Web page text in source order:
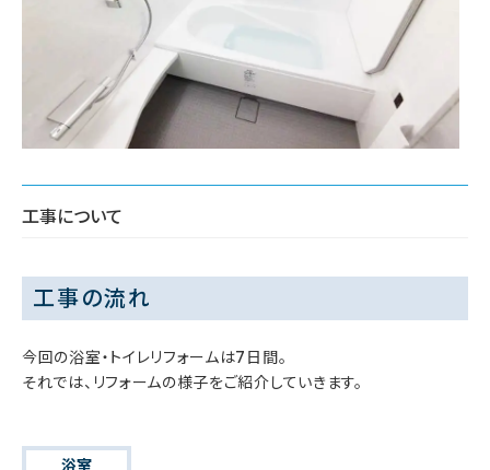
工事について
工事の流れ
今回の浴室・トイレリフォームは7日間。
それでは、リフォームの様子をご紹介していきます。
浴室